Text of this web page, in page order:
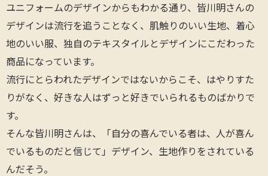
ユニフォームのデザインからもわかる通り、皆川明さんの
デザインは流行を追うことなく、肌触りのいい生地、着心
地のいい服、独自のテキスタイルとデザインにこだわった
商品になっています。
流行にとらわれたデザインではないからこそ、はやりすた
りがなく、好きな人はずっと好きでいられるものばかりで
す。
そんな皆川明さんは、「自分の喜んでいる者は、人が喜ん
でいるものだと信じて」デザイン、生地作りをされている
んだそう。